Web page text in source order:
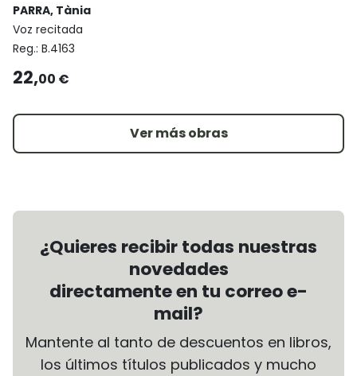
PARRA, Tània
Voz recitada
Reg.: B.4163
22,00 €
Ver más obras
¿Quieres recibir todas nuestras
novedades
directamente en tu correo e-
mail?
Mantente al tanto de descuentos en libros,
los últimos títulos publicados y mucho